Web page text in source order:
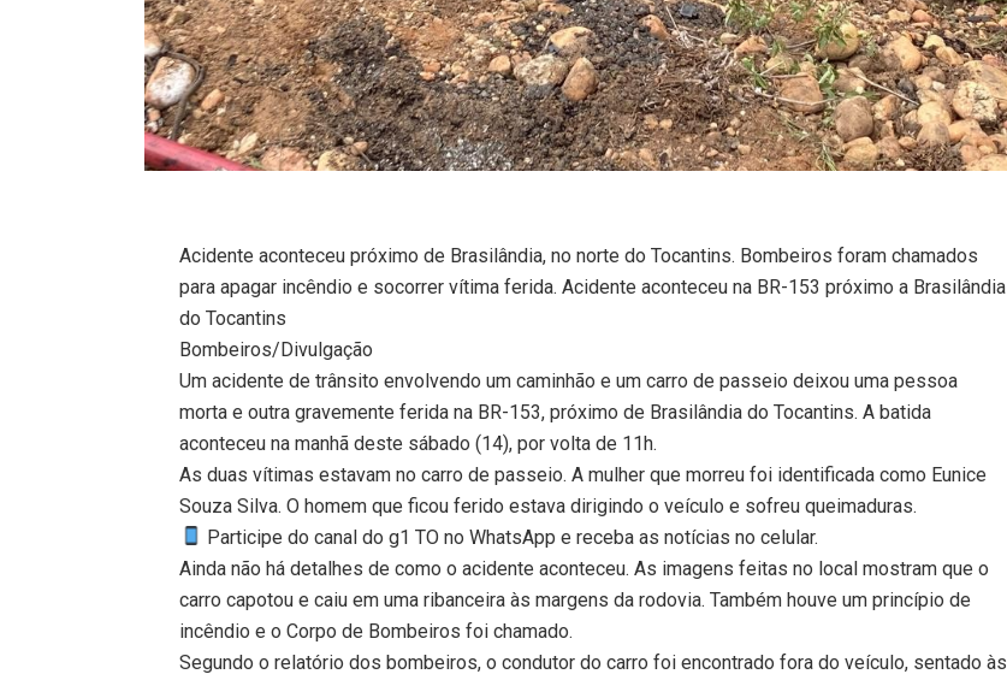
Acidente aconteceu próximo de Brasilândia, no norte do Tocantins. Bombeiros foram chamados
para apagar incêndio e socorrer vítima ferida. Acidente aconteceu na BR-153 próximo a Brasilândia
do Tocantins
Bombeiros/Divulgação
Um acidente de trânsito envolvendo um caminhão e um carro de passeio deixou uma pessoa
morta e outra gravemente ferida na BR-153, próximo de Brasilândia do Tocantins. A batida
aconteceu na manhã deste sábado (14), por volta de 11h.
As duas vítimas estavam no carro de passeio. A mulher que morreu foi identificada como Eunice
Souza Silva. O homem que ficou ferido estava dirigindo o veículo e sofreu queimaduras.
Participe do canal do g1 TO no WhatsApp e receba as notícias no celular.
Ainda não há detalhes de como o acidente aconteceu. As imagens feitas no local mostram que o
carro capotou e caiu em uma ribanceira às margens da rodovia. Também houve um princípio de
incêndio e o Corpo de Bombeiros foi chamado.
Segundo o relatório dos bombeiros, o condutor do carro foi encontrado fora do veículo, sentado às